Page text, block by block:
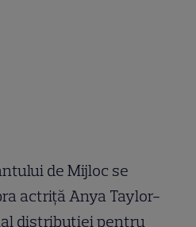
de Mijloc se
actriță Anya Taylor-
distribuției pentru